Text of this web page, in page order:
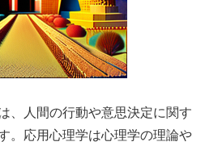
、人間の行動や意思決定に関す
。応用心理学は心理学の理論や